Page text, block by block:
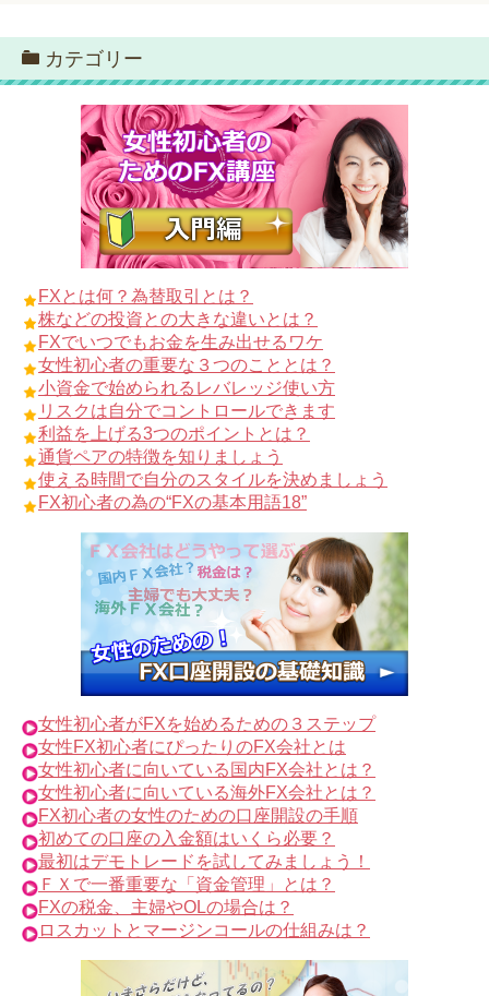
カテゴリー
FXとは何？為替取引とは？
株などの投資との大きな違いとは？
FXでいつでもお金を生み出せるワケ
女性初心者の重要な３つのこととは？
小資金で始められるレバレッジ使い方
リスクは自分でコントロールできます
利益を上げる3つのポイントとは？
通貨ペアの特徴を知りましょう
使える時間で自分のスタイルを決めましょう
FX初心者の為の“FXの基本用語18”
女性初心者がFXを始めるための３ステップ
女性FX初心者にぴったりのFX会社とは
女性初心者に向いている国内FX会社とは？
女性初心者に向いている海外FX会社とは？
FX初心者の女性のための口座開設の手順
初めての口座の入金額はいくら必要？
最初はデモトレードを試してみましょう！
ＦＸで一番重要な「資金管理」とは？
FXの税金、主婦やOLの場合は？
ロスカットとマージンコールの仕組みは？